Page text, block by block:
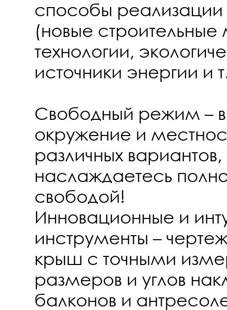
способы реализации
(новые
технологии,
источники энергии и
Свободный режим –
окружение и
различных
наслаждаетесь
свободой!
Инновационные и
инструменты –
крыш с точными
размеров и углов
балконов и